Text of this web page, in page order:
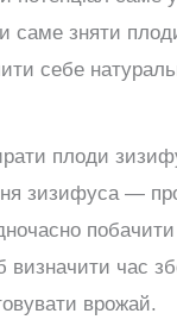
саме зняти
себе
плоди
зизифуса —
побачити
визначити час
врожай.